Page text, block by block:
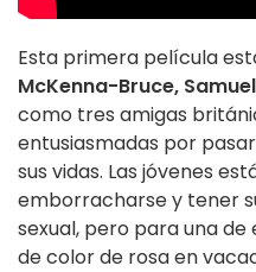
Esta primera película
McKenna-Bruce,
como tres amigas
entusiasmadas por
sus vidas. Las jóvenes
emborracharse y tener
sexual, pero para una de
de color de rosa en